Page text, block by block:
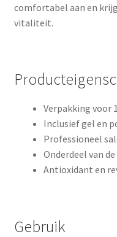
comfortabel aan en
vitaliteit.
Verpakking voor
Inclusief gel en
Professioneel
Onderdeel van
Antioxidant en
Gebruik